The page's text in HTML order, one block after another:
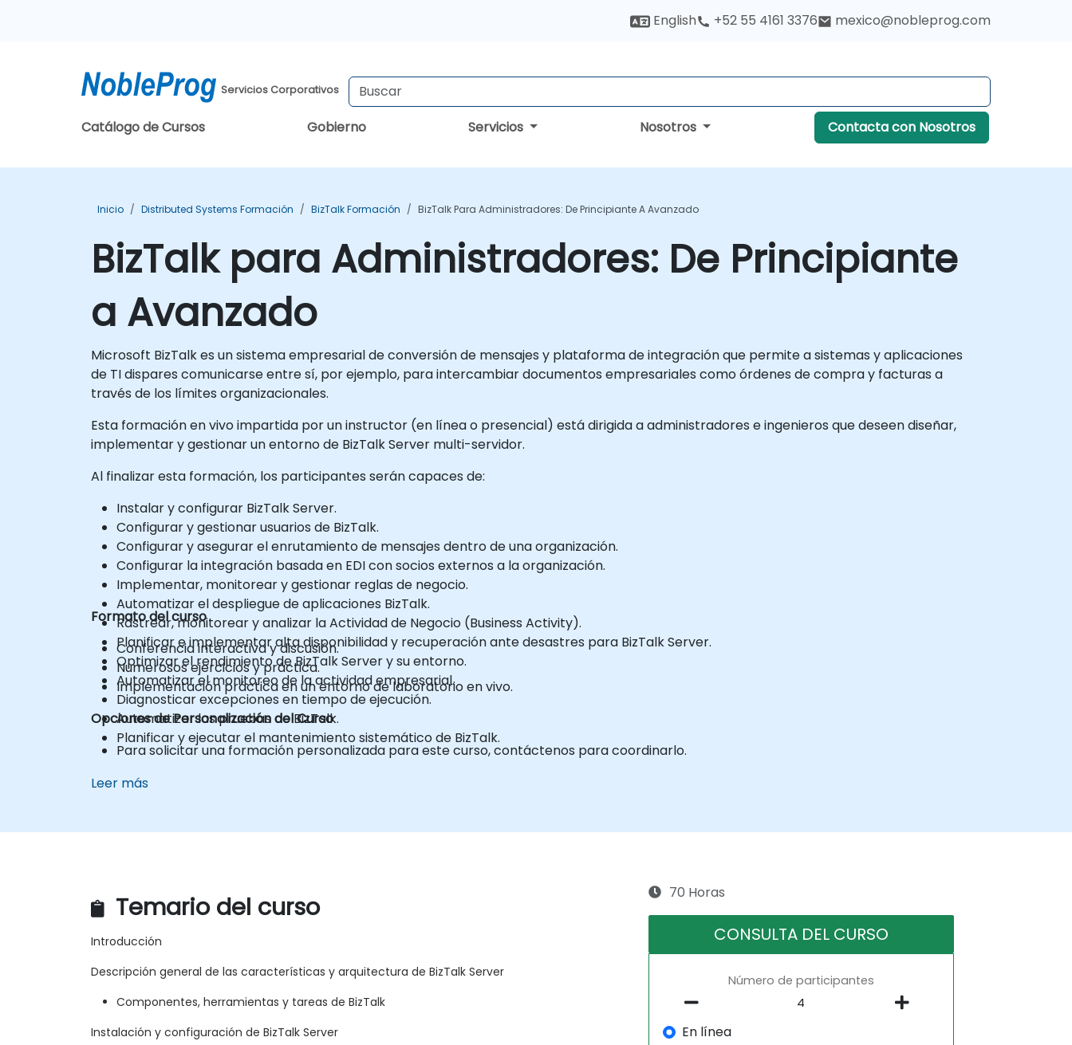
English +52 55 4161 3376 mexico@nobleprog.com
Servicios Corporativos
Catálogo de Cursos Gobierno Servicios Nosotros Contacta con Nosotros
Inicio Distributed Systems Formación BizTalk Formación BizTalk Para Administradores: De Principiante A Avanzado
BizTalk para Administradores: De Principiante
a Avanzado
Microsoft BizTalk es un sistema empresarial de conversión de mensajes y plataforma de integración que permite a sistemas y aplicaciones
de TI dispares comunicarse entre sí, por ejemplo, para intercambiar documentos empresariales como órdenes de compra y facturas a
través de los límites organizacionales.
Esta formación en vivo impartida por un instructor (en línea o presencial) está dirigida a administradores e ingenieros que deseen diseñar,
implementar y gestionar un entorno de BizTalk Server multi-servidor.
Al finalizar esta formación, los participantes serán capaces de:
Instalar y configurar BizTalk Server.
Configurar y gestionar usuarios de BizTalk.
Configurar y asegurar el enrutamiento de mensajes dentro de una organización.
Configurar la integración basada en EDI con socios externos a la organización.
Implementar, monitorear y gestionar reglas de negocio.
Automatizar el despliegue de aplicaciones BizTalk.
Rastrear, monitorear y analizar la Actividad de Negocio (Business Activity).
Planificar e implementar alta disponibilidad y recuperación ante desastres para BizTalk Server.
Optimizar el rendimiento de BizTalk Server y su entorno.
Automatizar el monitoreo de la actividad empresarial.
Diagnosticar excepciones en tiempo de ejecución.
Automatizar las pruebas de BizTalk.
Planificar y ejecutar el mantenimiento sistemático de BizTalk.
Formato del curso
Conferencia interactiva y discusión.
Numerosos ejercicios y práctica.
Implementación práctica en un entorno de laboratorio en vivo.
Opciones de Personalización del Curso
Para solicitar una formación personalizada para este curso, contáctenos para coordinarlo.
Leer más
Temario del curso
Introducción
Descripción general de las características y arquitectura de BizTalk Server
Componentes, herramientas y tareas de BizTalk
Instalación y configuración de BizTalk Server
70 Horas
CONSULTA DEL CURSO
Número de participantes
En línea